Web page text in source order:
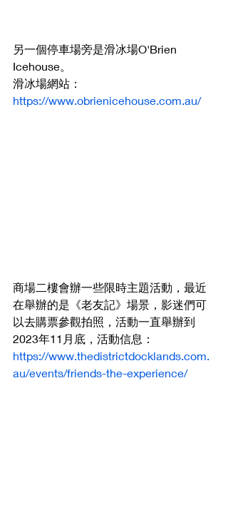
另一個停車場旁是滑冰場O'Brien
Icehouse。
滑冰場網站：
https://www.obrienicehouse.com.au/
商場二樓會辦一些限時主題活動，最近
在舉辦的是《老友記》場景，影迷們可
以去購票參觀拍照，活動一直舉辦到
2023年11月底，活動信息：
https://www.thedistrictdocklands.com.
au/events/friends-the-experience/